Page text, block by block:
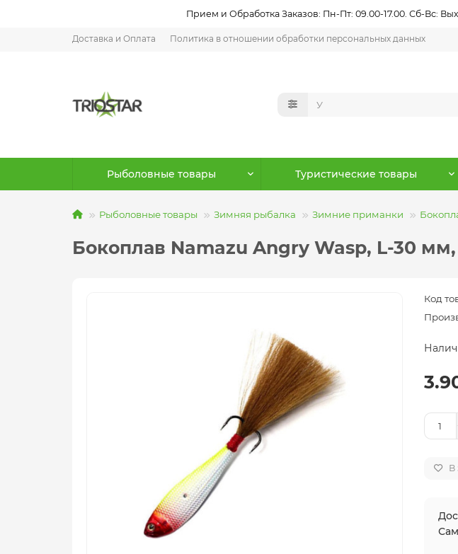
Прием и Обработка Заказов: Пн-Пт: 09.00-17.00. Сб-Вс:
Доставка и Оплата Политика в отношении обработки персональных данных
Рыболовные товары Туристические товары
Рыболовные товары Зимняя рыбалка Зимние приманки
Бокоплав Namazu Angry Wasp, L-30
Код
В